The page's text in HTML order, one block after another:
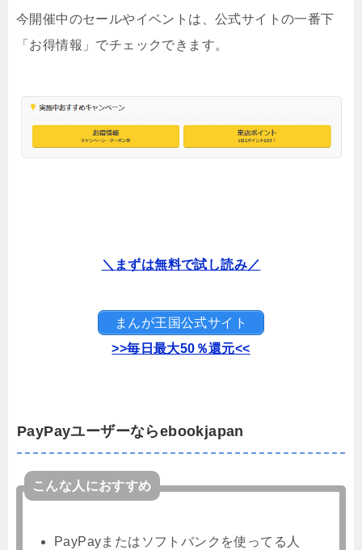
今開催中のセールやイベントは、公式サイトの一番下
「お得情報」でチェックできます。
＼まずは無料で試し読み／
まんが王国公式サイト
>>毎日最大50％還元<<
PayPayユーザーならebookjapan
こんな人におすすめ
PayPayまたはソフトバンクを使ってる人